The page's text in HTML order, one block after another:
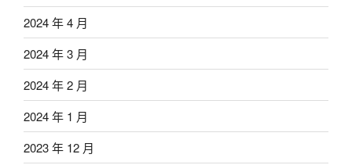
2024 年 4 月
2024 年 3 月
2024 年 2 月
2024 年 1 月
2023 年 12 月